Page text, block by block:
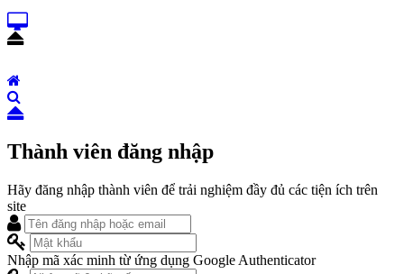
Thành viên đăng nhập
Hãy đăng nhập thành viên để trải nghiệm đầy đủ các tiện ích trên
site
Nhập mã xác minh từ ứng dụng Google Authenticator